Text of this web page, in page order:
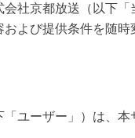
会社京都放送（以下
よび提供条件を随時
ユーザー」）は、